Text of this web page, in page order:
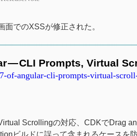
面でのXSSが修正された。
— CLI Prompts, Virtual
of-angular-cli-prompts-virtual-
Scrollingの対応、CDKでDrag
ビルドに誤って含まれるケースを